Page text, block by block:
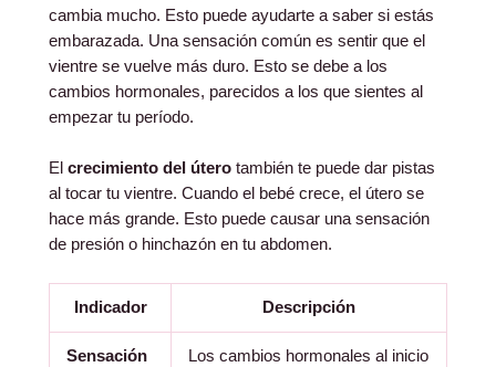
cambia mucho. Esto puede ayudarte a saber si estás
embarazada. Una sensación común es sentir que el
vientre se vuelve más duro. Esto se debe a los
cambios hormonales, parecidos a los que sientes al
empezar tu período.
El crecimiento del útero también te puede dar pistas
al tocar tu vientre. Cuando el bebé crece, el útero se
hace más grande. Esto puede causar una sensación
de presión o hinchazón en tu abdomen.
Indicador Descripción
Sensación
Los cambios hormonales al inicio